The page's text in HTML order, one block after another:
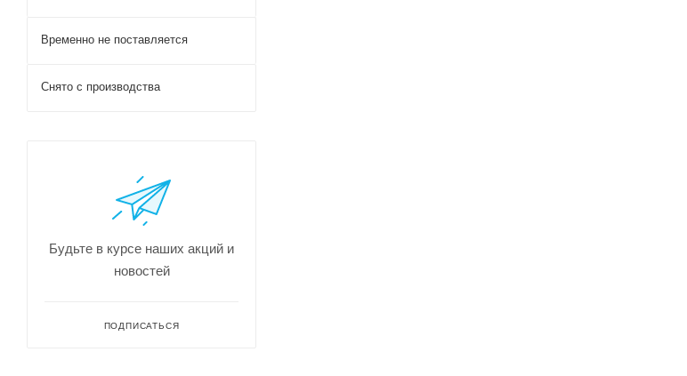
Временно не поставляется
Снято с производства
Будьте в курсе наших акций и
новостей
ПОДПИСАТЬСЯ